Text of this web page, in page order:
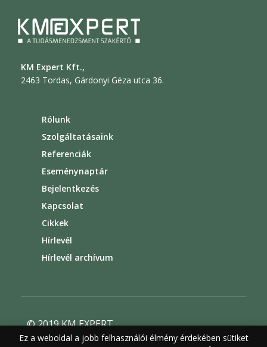
KM Expert Kft.,
2463 Tordas, Gárdonyi Géza utca 36.
Rólunk
Szolgáltatásaink
Referenciák
Eseménynaptár
Bejelentkezés
Kapcsolat
Cikkek
Hírlevél
Hírlevél archívum
© 2019 KM EXPERT
Ez a weboldal a jobb felhasználói élmény érdekében sütiket